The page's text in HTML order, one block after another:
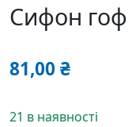
Cифон
81,00₴
21 в наявності